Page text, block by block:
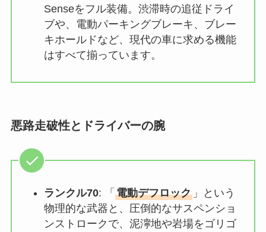
Senseをフル装備。渋滞時の追従ドライ
ブや、電動パーキングブレーキ、ブレー
キホールドなど、現代の車に求める機能
はすべて揃っています。
悪路走破性とドライバーの腕
ランクル70: 「 電動デフロック」という
物理的な武器と、圧倒的なサスペンショ
ンストロークで、泥濘地や岩場をゴリゴ